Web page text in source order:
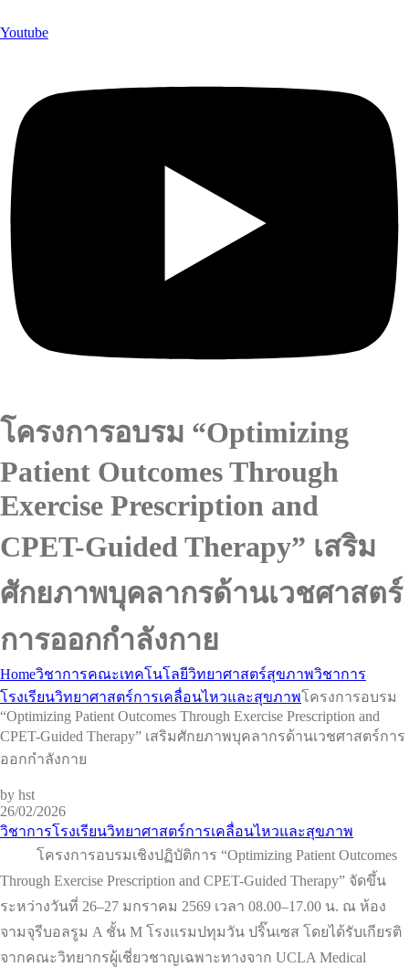
Youtube
โครงการอบรม “Optimizing
Patient Outcomes Through
Exercise Prescription and
CPET-Guided Therapy” เสริม
ศักยภาพบุคลากรด้านเวชศาสตร์
การออกกำลังกาย
Homeวิชาการคณะเทคโนโลยีวิทยาศาสตร์สุขภาพวิชาการ
โรงเรียนวิทยาศาสตร์การเคลื่อนไหวและสุขภาพโครงการอบรม
“Optimizing Patient Outcomes Through Exercise Prescription and
CPET-Guided Therapy” เสริมศักยภาพบุคลากรด้านเวชศาสตร์การ
ออกกำลังกาย
by hst
26/02/2026
วิชาการโรงเรียนวิทยาศาสตร์การเคลื่อนไหวและสุขภาพ
โครงการอบรมเชิงปฏิบัติการ “Optimizing Patient Outcomes
Through Exercise Prescription and CPET-Guided Therapy” จัดขึ้น
ระหว่างวันที่ 26–27 มกราคม 2569 เวลา 08.00–17.00 น. ณ ห้อง
จามจุรีบอลรูม A ชั้น M โรงแรมปทุมวัน ปริ๊นเซส โดยได้รับเกียรติ
จากคณะวิทยากรผู้เชี่ยวชาญเฉพาะทางจาก UCLA Medical